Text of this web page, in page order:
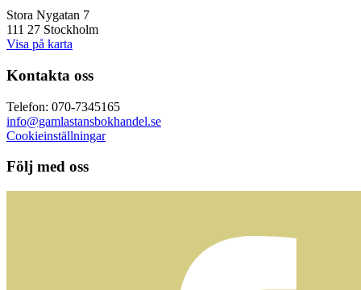
Stora Nygatan 7
111 27 Stockholm
Visa på karta
Kontakta oss
Telefon: 070-7345165
info@gamlastansbokhandel.se
Cookieinställningar
Följ med oss